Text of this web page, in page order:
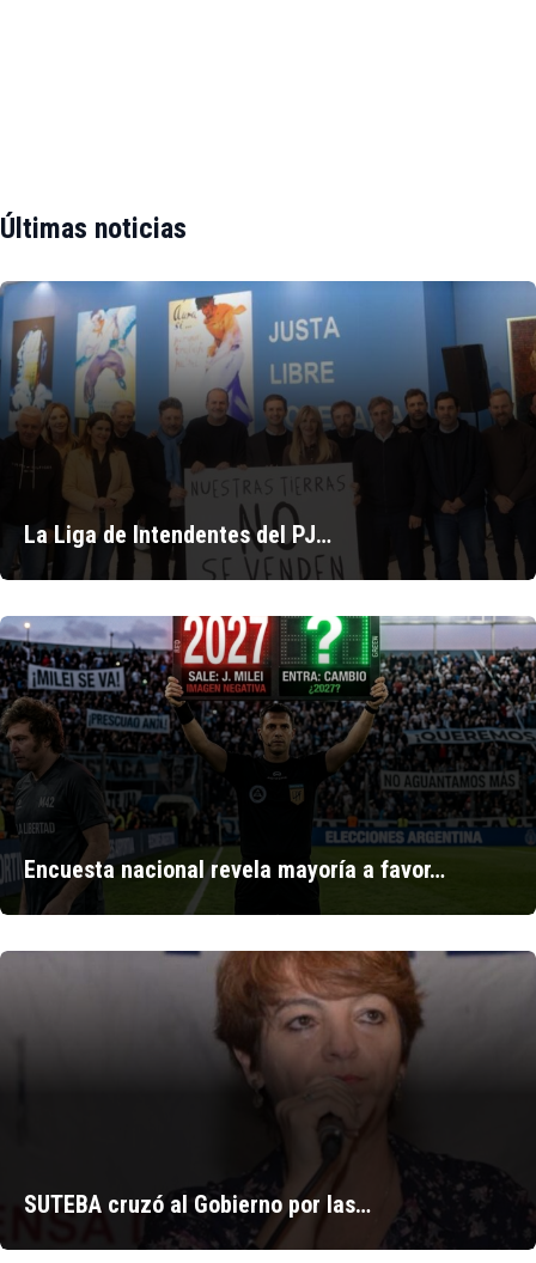
Últimas noticias
La Liga de Intendentes del PJ…
Encuesta nacional revela mayoría a favor…
SUTEBA cruzó al Gobierno por las…